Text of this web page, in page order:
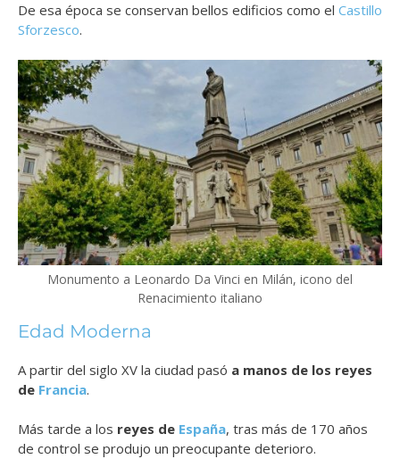
De esa época se conservan bellos edificios como el Castillo
Sforzesco.
Monumento a Leonardo Da Vinci en Milán, icono del
Renacimiento italiano
Edad Moderna
A partir del siglo XV la ciudad pasó a manos de los reyes
de Francia.
Más tarde a los reyes de España, tras más de 170 años
de control se produjo un preocupante deterioro.